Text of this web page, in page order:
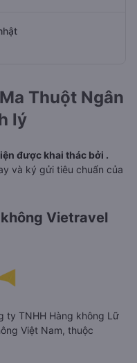
Thuột Ngân
lý
được khai thác bởi .
và ký gửi tiêu chuẩn của
Vietravel
ty TNHH Hàng không Lữ
Việt Nam, thuộc